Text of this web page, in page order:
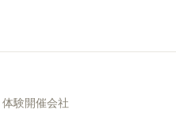
体験開催会社